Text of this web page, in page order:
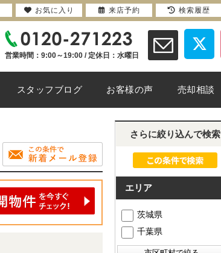
営業時間：9:00～19:00 / 定休日：水曜日
スタッフブログ お客様の声 売却相談
さらに絞り込んで検索
エリア
茨城県
千葉県
お気に入り 来店予約 検索履歴